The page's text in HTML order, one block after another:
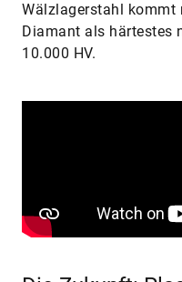
Wälzlagerstahl kommt
Diamant als härtestes
10.000 HV.